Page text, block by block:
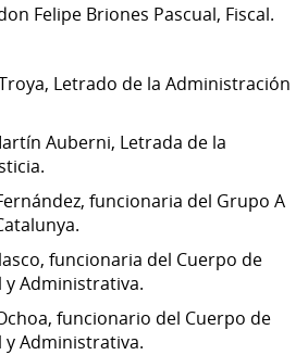
Felipe Briones Pascual, Fiscal.
Letrado de la Administración
Auberni, Letrada de la
funcionaria del Grupo A
funcionaria del Cuerpo de
Administrativa.
funcionario del Cuerpo de
Administrativa.